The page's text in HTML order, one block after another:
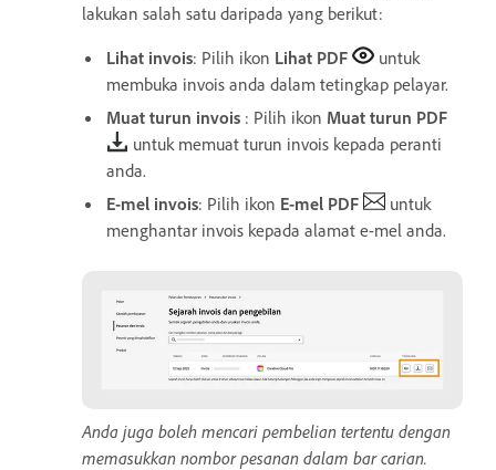
lakukan salah satu daripada yang berikut:
Lihat invois: Pilih ikon Lihat PDF
untuk
membuka invois anda dalam tetingkap pelayar.
Muat turun invois : Pilih ikon Muat turun PDF
untuk memuat turun invois kepada peranti
anda.
E-mel invois: Pilih ikon E-mel PDF
untuk
menghantar invois kepada alamat e-mel anda.
Anda juga boleh mencari pembelian tertentu dengan
memasukkan nombor pesanan dalam bar carian.